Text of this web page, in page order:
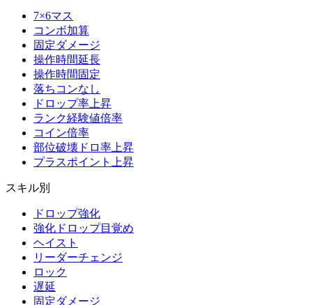
7×6マス
コンボ加算
固定ダメージ
操作時間延長
操作時間固定
落ちコンなし
ドロップ率上昇
ランク経験値倍率
コイン倍率
部位破壊ドロ率上昇
プラスポイント上昇
スキル別
ドロップ強化
強化ドロップ目覚め
ヘイスト
リーダーチェンジ
ロック
遅延
固定ダメージ